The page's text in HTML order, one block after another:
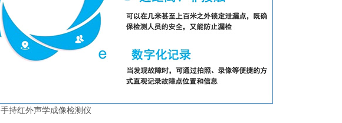
手持红外声学成像检测仪